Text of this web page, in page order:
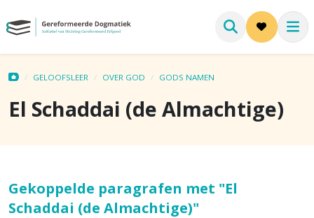
GELOOFSLEER OVER GOD GODS NAMEN
El Schaddai (de Almachtige)
Gekoppelde paragrafen met "El
Schaddai (de Almachtige)"